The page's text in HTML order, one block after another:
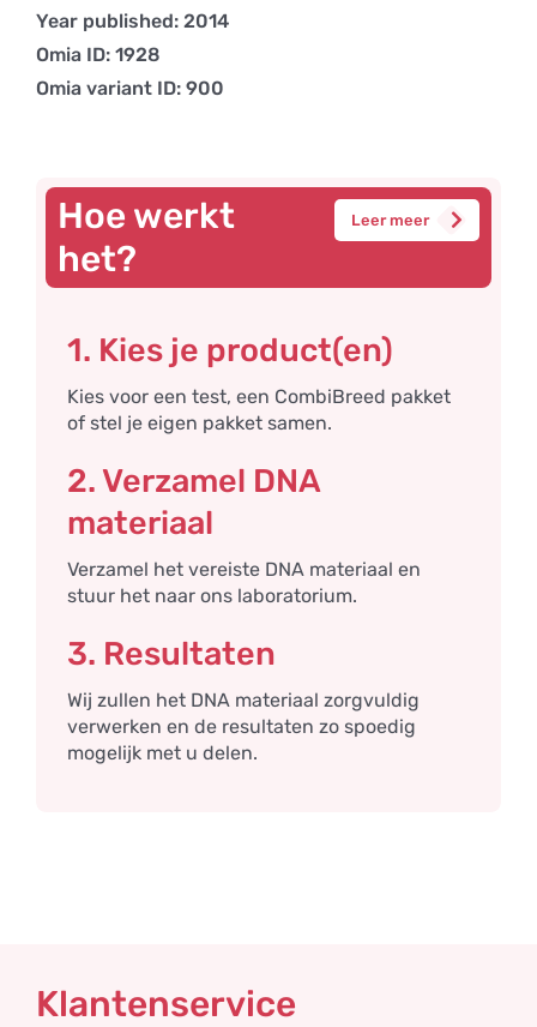
Year published: 2014
Omia ID: 1928
Omia variant ID: 900
Hoe werkt
het?
Leer meer
1. Kies je product(en)
Kies voor een test, een CombiBreed pakket
of stel je eigen pakket samen.
2. Verzamel DNA
materiaal
Verzamel het vereiste DNA materiaal en
stuur het naar ons laboratorium.
3. Resultaten
Wij zullen het DNA materiaal zorgvuldig
verwerken en de resultaten zo spoedig
mogelijk met u delen.
Klantenservice